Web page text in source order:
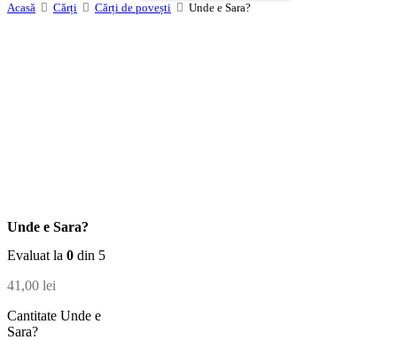
Acasă
Cărți Cărți de povești Unde e Sara?
Unde e Sara?
Evaluat la 0 din 5
41,00 lei
Cantitate Unde e
Sara?